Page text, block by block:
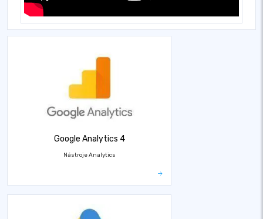
Google Analytics 4
Nástroje Analytics